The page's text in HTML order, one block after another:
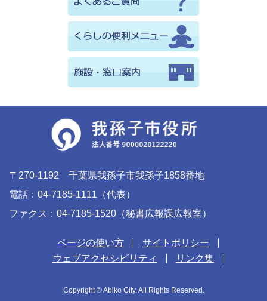
〒270-1192 千葉県我孫子市我孫子1858番地
電話：04-7185-1111（代表）
ファクス：04-7185-1520（秘書広報課広報室）
ページの使い方
サイトポリシー
ウェブアクセシビリティ
リンク集
Copyright © Abiko City. All Rights Reserved.